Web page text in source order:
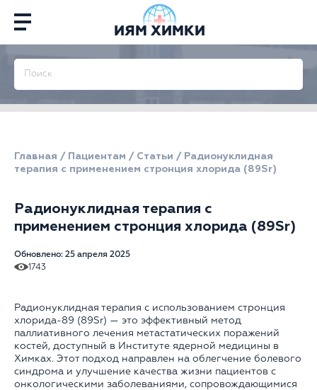
ИЯМ ХИМКИ
Главная / Пациентам / Статьи / Радионуклидная
терапия с применением стронция хлорида (89Sr)
Радионуклидная терапия с
применением стронция хлорида (89Sr)
Обновлено: 25 апреля 2025
1743
Радионуклидная терапия с использованием стронция
хлорида-89 (89Sr) — это эффективный метод
паллиативного лечения метастатических поражений
костей, доступный в Институте ядерной медицины в
Химках. Этот подход направлен на облегчение болевого
синдрома и улучшение качества жизни пациентов с
онкологическими заболеваниями, сопровождающимися